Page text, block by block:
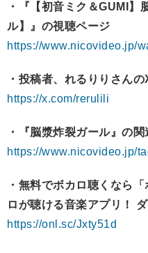
・『【初音ミク＆GUMI】
ル】』の視聴ページ
https://www.nicovideo.jp/
・投稿者、れるりりさんの
https://x.com/rerulili
・『脳漿炸裂ガール』の関
https://www.nicovideo.jp/
・無料でボカロ聴くなら
ロが聴ける音楽アプリ！
https://onl.sc/Jxty51d